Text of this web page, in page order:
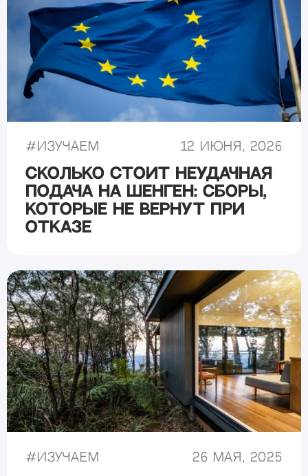
#Изучаем 12 июня, 2026
Сколько стоит неудачная
подача на шенген: сборы,
которые не вернут при
отказе
#Изучаем 26 мая, 2025